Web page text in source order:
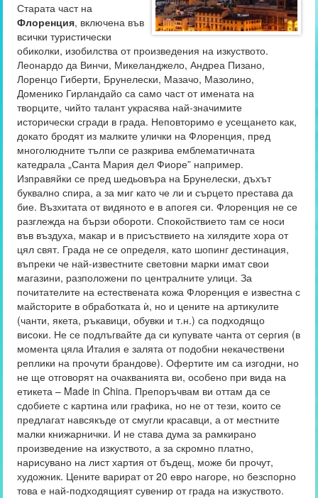
Старата част на
Флоренция, включена във
всички туристически
обиколки, изобилства от произведения на изкуството.
Леонардо да Винчи, Микеланджело, Андреа Пизано,
Лоренцо Гиберти, Брунелески, Мазачо, Мазолино,
Доменико Гирландайо са само част от имената на
творците, чийто талант украсява най-значимите
исторически сгради в града. Неповторимо е усещането как,
докато бродят из малките улички на Флоренция, пред
многолюдните тълпи се разкрива емблематичната
катедрала „Санта Мария дел Фиоре” например.
Изправяйки се пред шедьовъра на Брунелески, дъхът
буквално спира, а за миг като че ли и сърцето престава да
бие. Възхитата от видяното е в апогея си. Флоренция не се
разглежда на бързи обороти. Спокойствието там се носи
във въздуха, макар и в присъствието на хилядите хора от
цял свят. Града не се определя, като шопинг дестинация,
въпреки че най-известните световни марки имат свои
магазини, разположени по централните улици. За
почитателите на естествената кожа Флоренция е известна с
майсторите в обработката ѝ, но и цените на артикулите
(чанти, якета, ръкавици, обувки и т.н.) са подходящо
високи. Не се подлъгвайте да си купувате чанта от сергия (в
момента цяла Италия е залята от подобни некачествени
реплики на прочути брандове). Офертите им са изгодни, но
не ще отговорят на очакванията ви, особено при вида на
етикета – Made in China. Препоръчвам ви оттам да се
сдобиете с картина или графика, но не от тези, които се
предлагат навсякъде от смугли красавци, а от местните
малки книжарнички. И не става дума за рамкирано
произведение на изкуството, а за скромно платно,
нарисувано на лист хартия от бъдещ, може би прочут,
художник. Цените варират от 20 евро нагоре, но безспорно
това е най-подходящият сувенир от града на изкуството.